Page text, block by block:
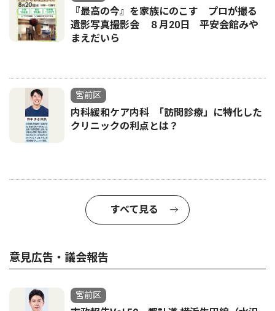
『最高の今』を家族にのこす プロが撮る
遺影写真撮影会 ８月20日 平安会館みや
まえだいら
宮前区
内科緩和ケア内科 ｢訪問診療」に特化した
クリニックの利点とは？
すべて見る
意見広告・議会報告
宮前区